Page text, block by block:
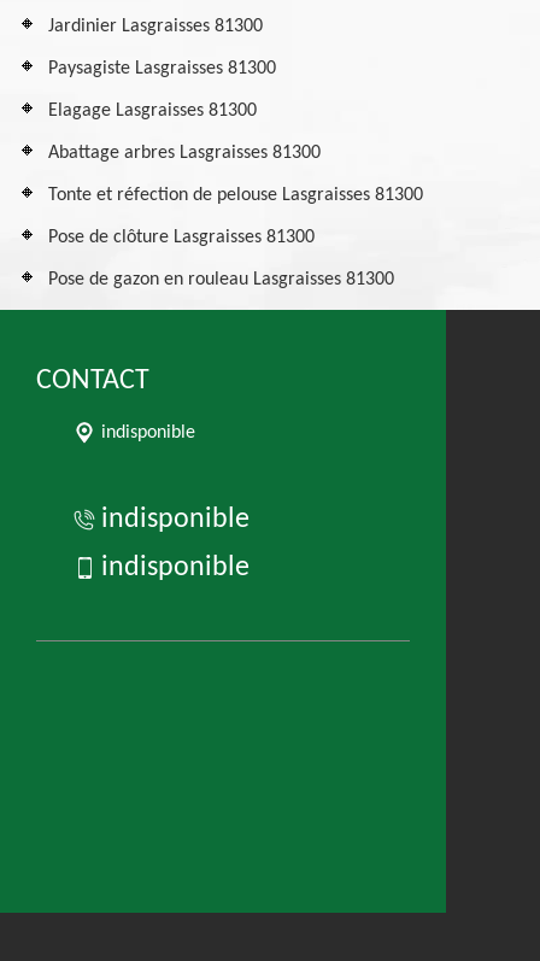
Jardinier Lasgraisses 81300
Paysagiste Lasgraisses 81300
Elagage Lasgraisses 81300
Abattage arbres Lasgraisses 81300
Tonte et réfection de pelouse Lasgraisses 81300
Pose de clôture Lasgraisses 81300
Pose de gazon en rouleau Lasgraisses 81300
CONTACT
indisponible
indisponible
indisponible